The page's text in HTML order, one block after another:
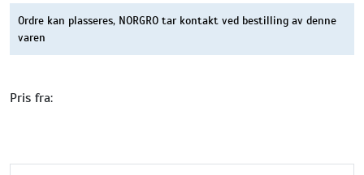
Ordre kan plasseres, NORGRO tar kontakt ved bestilling av denne
varen
Pris fra:
Driftsmidler